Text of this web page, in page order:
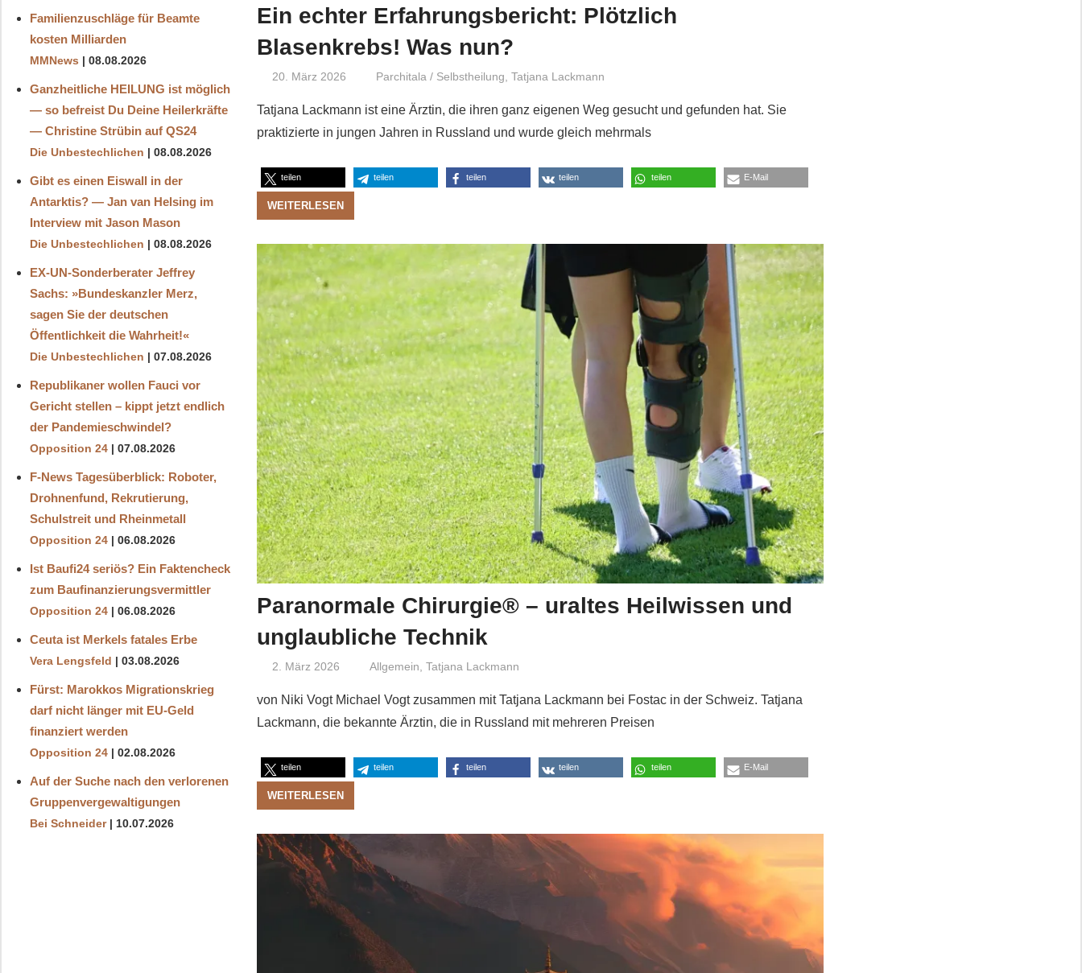
Ein echter Erfahrungsbericht: Plötzlich
Blasenkrebs! Was nun?
20. März 2026 Niki Vogt
Parchitala / Selbstheilung Tatjana Lackmann
Tatjana Lackmann ist eine Ärztin, die ihren ganz eigenen Weg gesucht und gefunden hat. Sie
praktizierte in jungen Jahren in Russland und wurde gleich mehrmals
teilen teilen teilen teilen teilen E-Mail
WEITERLESEN
Paranormale Chirurgie® – uraltes Heilwissen und
unglaubliche Technik
2. März 2026 Niki Vogt
Allgemein, Tatjana Lackmann
von Niki Vogt Michael Vogt zusammen mit Tatjana Lackmann bei Fostac in der Schweiz. Tatjana
Lackmann, die bekannte Ärztin, die in Russland mit mehreren Preisen
teilen teilen teilen teilen teilen E-Mail
WEITERLESEN
Familienzuschläge für Beamte
kosten Milliarden
MMNews 08.08.2026
Ganzheitliche HEILUNG ist möglich
— so befreist Du Deine Heilerkräfte
— Christine Strübin auf QS24
Die Unbestechlichen 08.08.2026
Gibt es einen Eiswall in der
Antarktis? — Jan van Helsing im
Interview mit Jason Mason
Die Unbestechlichen 08.08.2026
EX-UN-Sonderberater Jeffrey
Sachs: »Bundeskanzler Merz,
sagen Sie der deutschen
Öffentlichkeit die Wahrheit!«
Die Unbestechlichen 07.08.2026
Republikaner wollen Fauci vor
Gericht stellen – kippt jetzt endlich
der Pandemieschwindel?
Opposition 24 07.08.2026
F-News Tagesüberblick: Roboter,
Drohnenfund, Rekrutierung,
Schulstreit und Rheinmetall
Opposition 24 06.08.2026
Ist Baufi24 seriös? Ein Faktencheck
zum Baufinanzierungsvermittler
Opposition 24 06.08.2026
Ceuta ist Merkels fatales Erbe
Vera Lengsfeld 03.08.2026
Fürst: Marokkos Migrationskrieg
darf nicht länger mit EU-Geld
finanziert werden
Opposition 24 02.08.2026
Auf der Suche nach den verlorenen
Gruppenvergewaltigungen
Bei Schneider 10.07.2026